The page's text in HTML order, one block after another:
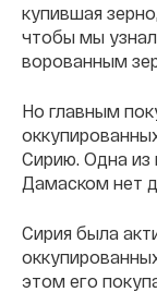
купившая
чтобы мы
ворованным
Но главным
Сирию. Одна из
Дамаском нет
Сирия была
этом его